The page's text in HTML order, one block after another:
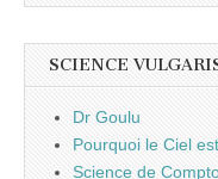
SCIENCE
Dr Goulu
Pourquoi le Ciel
Science de